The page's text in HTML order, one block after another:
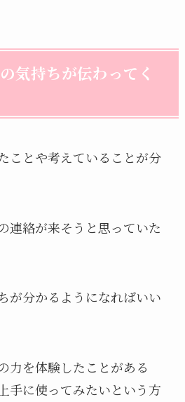
気持ちが伝わってく
ことや考えていることが分
連絡が来そうと思っていた
が分かるようになればいい
力を体験したことがある
手に使ってみたいという方